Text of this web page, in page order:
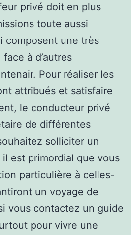
privé doit en plus
toute aussi
composent une très
à d’autres
Pour réaliser les
attribués et satisfaire
le conducteur privé
de différentes
solliciter un
est primordial que vous
particulière à celles-
un voyage de
vous contactez un guide
pour vivre une